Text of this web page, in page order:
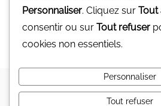
Facebook
Copyright © 2024
Personnaliser. Cliquez sur Tout
consentir ou sur Tout refuser
cookies non essentiels.
Personnaliser
Tout refuser